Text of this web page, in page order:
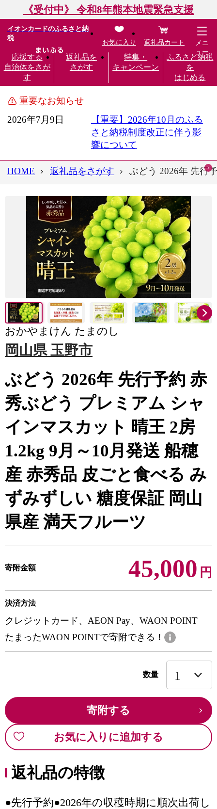
《受付中》 令和8年熊本地震緊急支援
イオンカードのふるさと納
税
応援する
自治体をさが
す
返礼品を
さがす
特集・
キャンペーン
ふるさと納税
を
はじめる
お気に入り 返礼品カート
メニ
ュー
重要なお知らせ
2026年7月9日
【重要】2026年10月のふる
さと納税制度改正に伴う影
響について
HOME 返礼品をさがす ぶどう 2026年 先行
おかやまけん たまのし
岡山県 玉野市
ぶどう 2026年 先行予約 赤
秀ぶどう プレミアム シャ
インマスカット 晴王 2房
1.2kg 9月～10月発送 船穂
産 赤秀品 皮ごと食べる み
ずみずしい 糖度保証 岡山
県産 満天フルーツ
寄附金額 45,000 円
決済方法
クレジットカード、AEON Pay、WAON POINT
たまったWAON POINTで寄附できる！
数量
寄附する
お気に入りに追加する
返礼品の特徴
●先行予約●2026年の収穫時期に順次出荷し